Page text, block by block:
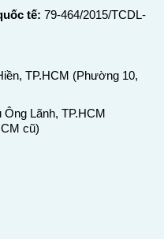
tế: 79-464/2015/TCDL-
TP.HCM (Phường 10,
Lãnh, TP.HCM
cũ)